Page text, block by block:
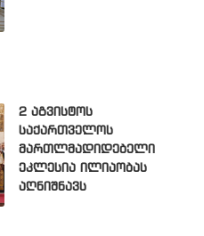
2 აგვისტოს
საქართველოს
მართლმადიდებელი
ეკლესია ილიაობას
აღნიშნავს